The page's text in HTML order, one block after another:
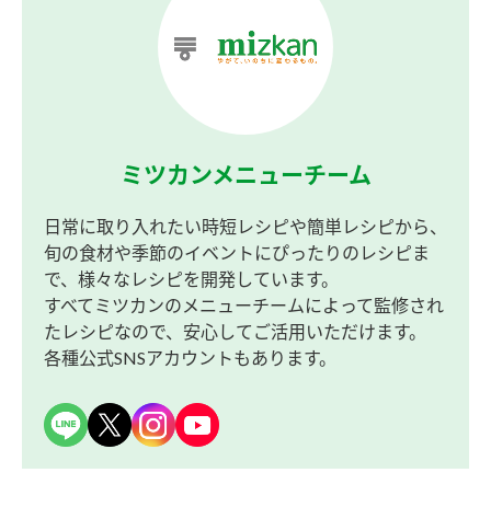
ミツカンメニューチーム
日常に取り入れたい時短レシピや簡単レシピから、
旬の食材や季節のイベントにぴったりのレシピま
で、様々なレシピを開発しています。
すべてミツカンのメニューチームによって監修され
たレシピなので、安心してご活用いただけます。
各種公式SNSアカウントもあります。